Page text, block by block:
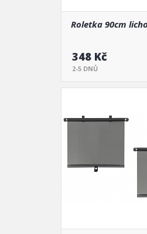
Roletka 90cm
348 Kč
2-5 DNŮ